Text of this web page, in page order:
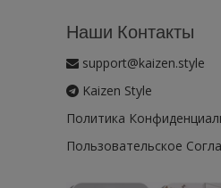
Наши Контакты
support@kaizen.style
Kaizen Style
Политика
Пользовательское